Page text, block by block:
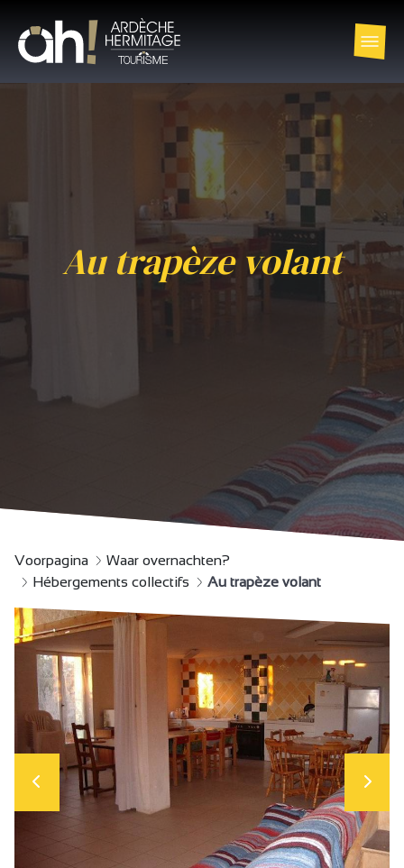
Au trapèze volant
Voorpagina
Waar overnachten?
Hébergements collectifs
Au trapèze volant